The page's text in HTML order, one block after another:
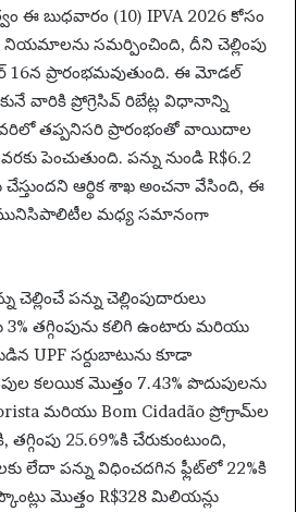
ఈ బుధవారం (10) IPVA 2026 కోసం
నియమాలను సమర్పించింది, దీని చెల్లింపు
16న ప్రారంభమవుతుంది. ఈ మోడల్
వారికి ప్రోగ్రెసివ్ రిబేట్ల విధానాన్ని
తప్పనిసరి ప్రారంభంతో వాయిదాల
పెంచుతుంది. పన్ను నుండి R$6.2
ఆర్థిక శాఖ అంచనా వేసింది, ఈ
మునిసిపాలిటీల మధ్య సమానంగా
పన్ను చెల్లింపుదారులు
3% తగ్గింపును కలిగి ఉంటారు మరియు
UPF సర్దుబాటును కూడా
కలయిక మొత్తం 7.43% పొదుపులను
మరియు Bom Cidadão ప్రోగ్రామ్‌ల
25.69%కి చేరుకుంటుంది,
లేదా పన్ను విధించదగిన ఫ్లీట్‌లో 22%కి
మొత్తం R$328 మిలియన్లు